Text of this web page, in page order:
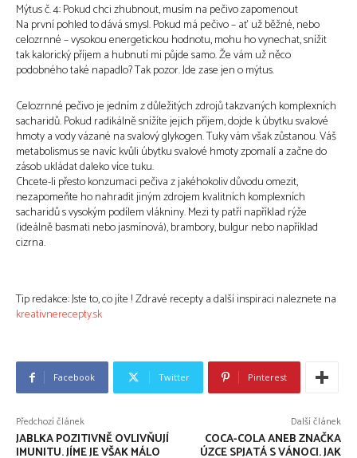
Mýtus č. 4: Pokud chci zhubnout, musím na pečivo zapomenout
Na první pohled to dává smysl. Pokud má pečivo – ať už běžné, nebo
celozrnné – vysokou energetickou hodnotu, mohu ho vynechat, snížit
tak kalorický příjem a hubnutí mi půjde samo. Že vám už něco
podobného také napadlo? Tak pozor. Jde zase jen o mýtus.
Celozrnné pečivo je jedním z důležitých zdrojů takzvaných komplexních
sacharidů. Pokud radikálně snížíte jejich příjem, dojde k úbytku svalové
hmoty a vody vázané na svalový glykogen. Tuky vám však zůstanou. Váš
metabolismus se navíc kvůli úbytku svalové hmoty zpomalí a začne do
zásob ukládat daleko více tuku.
Chcete-li přesto konzumaci pečiva z jakéhokoliv důvodu omezit,
nezapomeňte ho nahradit jiným zdrojem kvalitních komplexních
sacharidů s vysokým podílem vlákniny. Mezi ty patří například rýže
(ideálně basmati nebo jasmínová), brambory, bulgur nebo například
cizrna.
Tip redakce: Jste to, co jíte ! Zdravé recepty a další inspiraci naleznete na
kreativnerecepty.sk
Facebook Twitter Pinterest
Předchozí článek
JABLKA POZITIVNĚ OVLIVŇUJÍ
IMUNITU. JÍME JE VŠAK MÁLO
Další článek
COCA-COLA ANEB ZNAČKA
ÚZCE SPJATÁ S VÁNOCI. JAK